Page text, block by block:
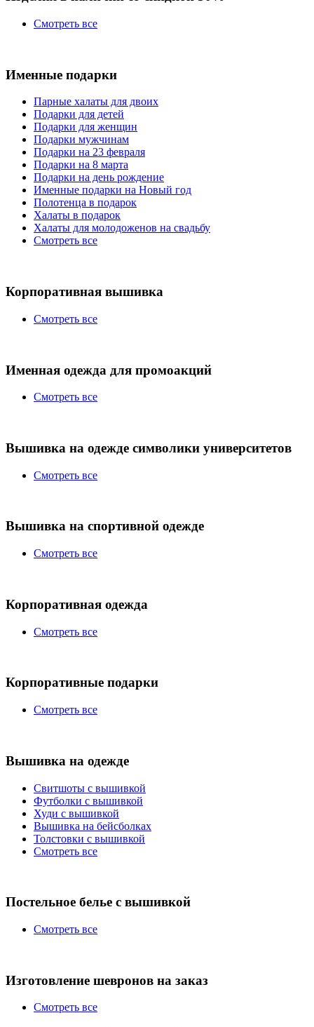
Смотреть все
Именные подарки
Парные халаты для двоих
Подарки для детей
Подарки для женщин
Подарки мужчинам
Подарки на 23 февраля
Подарки на 8 марта
Подарки на день рождение
Именные подарки на Новый год
Полотенца в подарок
Халаты в подарок
Халаты для молодоженов на свадьбу
Смотреть все
Корпоративная вышивка
Смотреть все
Именная одежда для промоакций
Смотреть все
Вышивка на одежде символики университетов
Смотреть все
Вышивка на спортивной одежде
Смотреть все
Корпоративная одежда
Смотреть все
Корпоративные подарки
Смотреть все
Вышивка на одежде
Свитшоты с вышивкой
Футболки с вышивкой
Худи с вышивкой
Вышивка на бейсболках
Толстовки с вышивкой
Смотреть все
Постельное белье с вышивкой
Смотреть все
Изготовление шевронов на заказ
Смотреть все